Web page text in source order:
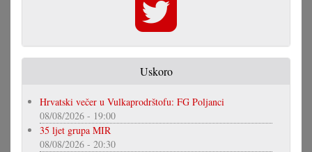
Uskoro
Hrvatski večer u Vulkaprodrštofu: FG Poljanci
08/08/2026 - 19:00
35 ljet grupa MIR
08/08/2026 - 20:30